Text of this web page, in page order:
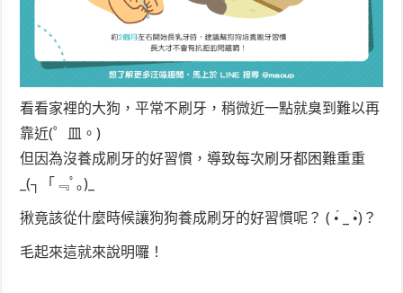
看看家裡的大狗，平常不刷牙，稍微近一點就臭到難以再
靠近(゜皿。)
但因為沒養成刷牙的好習慣，導致每次刷牙都困難重重
_(┐「﹃ﾟ｡)_
揪竟該從什麼時候讓狗狗養成刷牙的好習慣呢？ ( •́ _ •̀)？
毛起來這就來說明囉！